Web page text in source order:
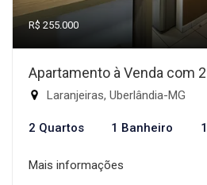
R$ 255.000
Apartamento à Venda com
Laranjeiras, Uberlândia-MG
2 Quartos 1 Banheiro
Mais informações